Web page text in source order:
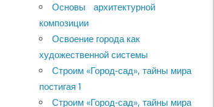
Основы архитектурной
композиции
Освоение города как
художественной системы
Строим «Город-сад», тайны мира
постигая 1
Строим «Город-сад», тайны мира